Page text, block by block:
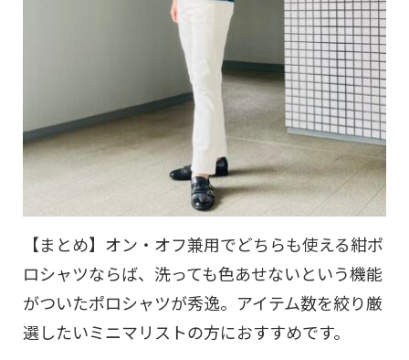
【まとめ】オン・オフ兼用でどちらも使える紺ポ
ロシャツならば、洗っても色あせないという機能
がついたポロシャツが秀逸。アイテム数を絞り厳
選したいミニマリストの方におすすめです。